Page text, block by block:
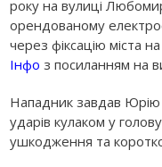
року на вулиці
орендованому
через фіксацію міста
Інфо з посиланням на
Нападник завдав
ударів кулаком у
ушкодження та